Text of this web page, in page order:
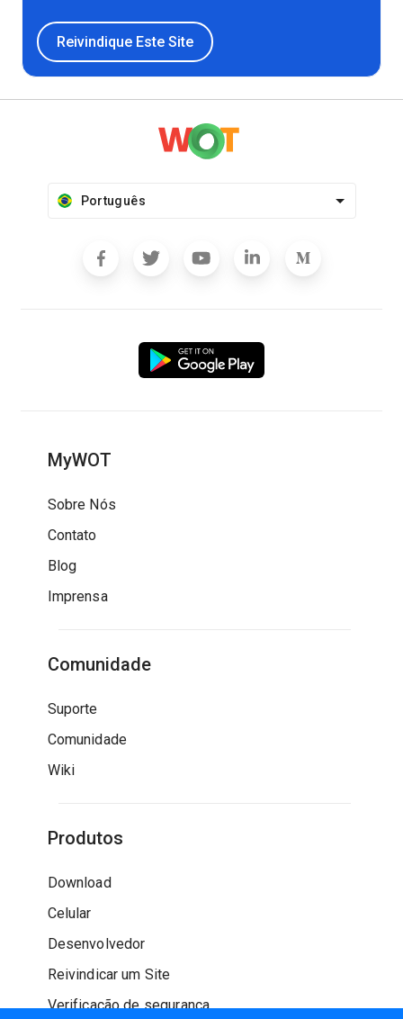
Reivindique Este Site
Português
MyWOT
Sobre Nós
Contato
Blog
Imprensa
Comunidade
Suporte
Comunidade
Wiki
Produtos
Download
Celular
Desenvolvedor
Reivindicar um Site
Verificação de segurança